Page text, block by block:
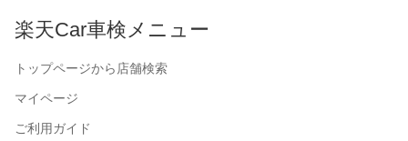
楽天Car車検メニュー
トップページから店舗検索
マイページ
ご利用ガイド